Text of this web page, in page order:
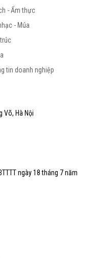
- Ẩm thực
- Múa
tin doanh nghiệp
Võ, Hà Nội
ngày 18 tháng 7 năm